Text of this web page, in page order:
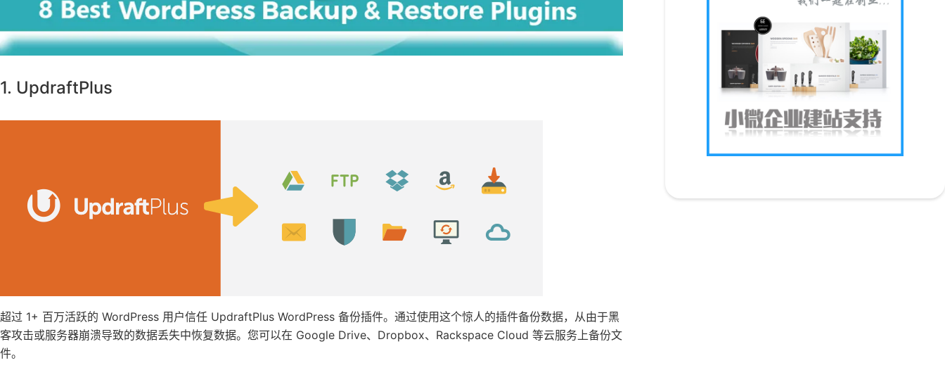
1. UpdraftPlus
超过 1+ 百万活跃的 WordPress 用户信任 UpdraftPlus WordPress 备份插件。通过使用这个惊人的插件备份数据，从由于黑
客攻击或服务器崩溃导致的数据丢失中恢复数据。您可以在 Google Drive、Dropbox、Rackspace Cloud 等云服务上备份文
件。